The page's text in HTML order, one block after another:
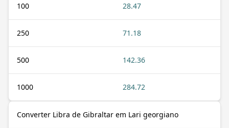
100 28.47
250 71.18
500 142.36
1000 284.72
Converter Libra de Gibraltar em Lari georgiano